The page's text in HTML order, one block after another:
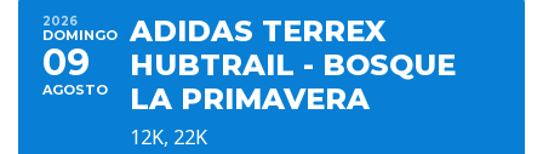
2026
DOMINGO
09
AGOSTO
ADIDAS TERREX
HUBTRAIL - BOSQUE
LA PRIMAVERA
12K, 22K